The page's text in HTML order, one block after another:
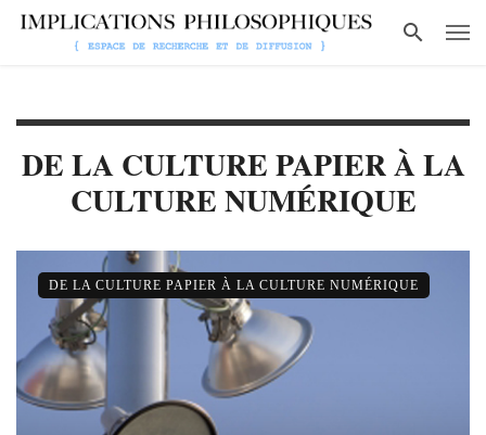
DE LA CULTURE PAPIER À LA
CULTURE NUMÉRIQUE
DE LA CULTURE PAPIER À LA CULTURE NUMÉRIQUE